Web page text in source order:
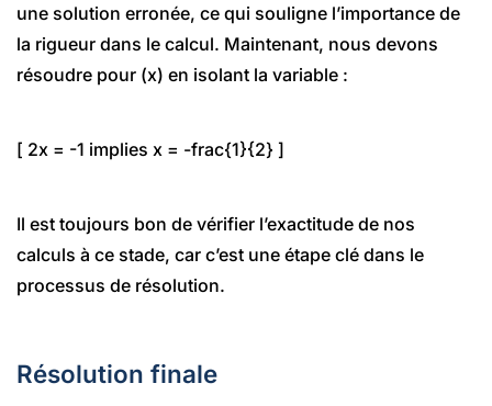
une solution erronée, ce qui souligne l’importance de
la rigueur dans le calcul. Maintenant, nous devons
résoudre pour (x) en isolant la variable :
[ 2x = -1 implies x = -frac{1}{2} ]
Il est toujours bon de vérifier l’exactitude de nos
calculs à ce stade, car c’est une étape clé dans le
processus de résolution.
Résolution finale